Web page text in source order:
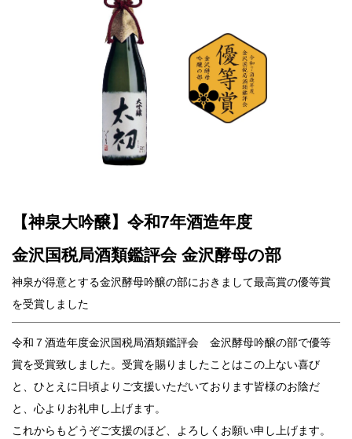
【神泉大吟醸】令和7年酒造年度
金沢国税局酒類鑑評会 金沢酵母の部
神泉が得意とする金沢酵母吟醸の部におきまして最高賞の優等賞
を受賞しました
令和７酒造年度金沢国税局酒類鑑評会 金沢酵母吟醸の部で優等
賞を受賞致しました。 受賞を賜りましたことはこの上ない喜び
と、ひとえに日頃よりご支援いただいております皆様のお陰だ
と、心よりお礼申し上げます。
これからもどうぞご支援のほど、よろしくお願い申し上げます。